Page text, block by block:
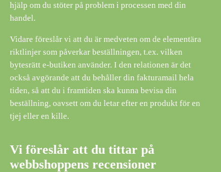
hjälp om du stöter på problem i processen med din
handel.
Vidare föreslår vi att du är medveten om de elementära
riktlinjer som påverkar beställningen, t.ex. vilken
bytesrätt e-butiken använder. I den relationen är det
också avgörande att du behåller din fakturamail hela
tiden, så att du i framtiden ska kunna bevisa din
beställning, oavsett om du letar efter en produkt för en
tjej eller en kille.
Vi föreslår att du tittar på
webbshoppens recensioner